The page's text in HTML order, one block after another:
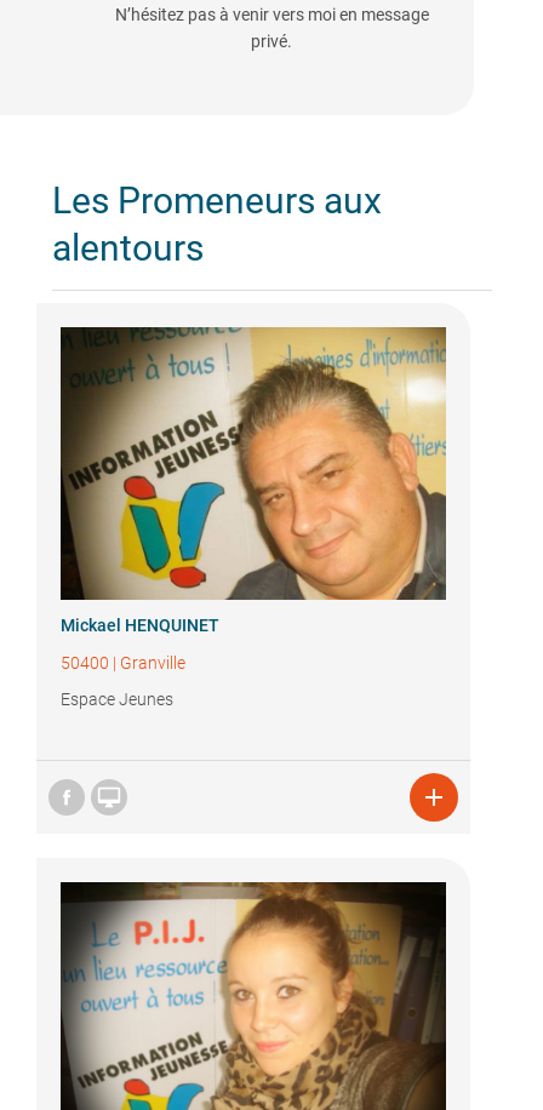
N’hésitez pas à venir vers moi en message
privé.
Les Promeneurs aux
alentours
Mickael HENQUINET
50400 | Granville
Espace Jeunes
 